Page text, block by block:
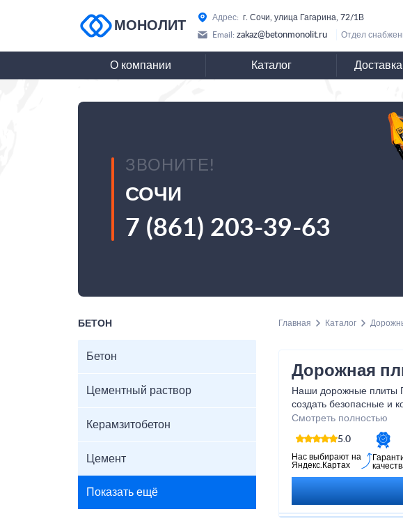
МОНОЛИТ
Адрес: г. Сочи, улица Гагарина, 72/1В
Email: zakaz@betonmonolit.ru Отдел
О компании Каталог
ЗВОНИТЕ!
СОЧИ
7 (861) 203-39-63
БЕТОН
Бетон
Цементный раствор
Керамзитобетон
Цемент
Показать ещё
Главная Каталог
Дорожная
Наши дорожные плиты
создать безопасные и
Приобретая нашу
качество и отличное
возможность улучшить
предприятия с
Смотреть полностью
5.0
Нас выбирают на
Яндекс.Картах